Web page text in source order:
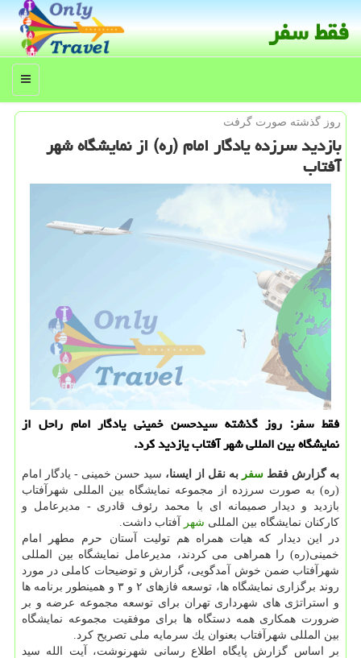
فقط سفر
منو
روز گذشته صورت گرفت
بازدید سرزده یادگار امام (ره) از نمایشگاه شهر
آفتاب
فقط سفر: روز گذشته سیدحسن خمینی یادگار امام راحل از
نمایشگاه بین المللی شهر آفتاب یازدید كرد.
به گزارش فقطسفر به نقل از ایسنا، سید حسن خمینی - یادگار امام
(ره) به صورت سرزده از مجموعه نمایشگاه بین المللی شهرآفتاب
بازدید و دیدار صمیمانه ای با محمد رئوف قادری - مدیرعامل و
كاركنان نمایشگاه بین المللی شهر آفتاب داشت.
در این دیدار كه هیات همراه هم تولیت آستان حرم مطهر امام
خمینی(ره) را همراهی می كردند، مدیرعامل نمایشگاه بین المللی
شهرآفتاب ضمن خوش آمدگویی، گزارش و توضیحات كاملی در مورد
روند برگزاری نمایشگاه ها، توسعه فازهای ۲ و ۳ و همینطور برنامه ها
و استراتژی های شهرداری تهران برای توسعه مجموعه عرضه و بر
ضرورت همكاری همه دستگاه ها برای موفقیت مجموعه نمایشگاه
بین المللی شهرآفتاب بعنوان یك سرمایه ملی تصریح كرد.
بر اساس گزارش پایگاه اطلاع رسانی شهرنوشت، آیت الله سید